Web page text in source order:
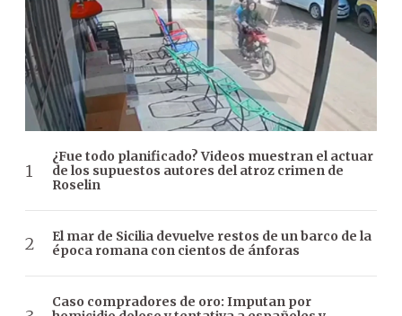
¿Fue todo planificado? Videos muestran el actuar
de los supuestos autores del atroz crimen de
Roselin
El mar de Sicilia devuelve restos de un barco de la
época romana con cientos de ánforas
Caso compradores de oro: Imputan por